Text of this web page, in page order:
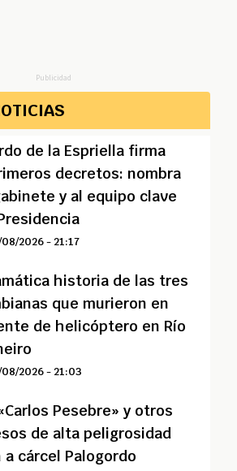
Publicidad
de la Espriella firma
decretos: nombra
y al equipo clave
2026 - 21:17
historia de las tres
que murieron en
de helicóptero en Río
2026 - 21:03
Pesebre» y otros
de alta peligrosidad
llegan a cárcel Palogordo